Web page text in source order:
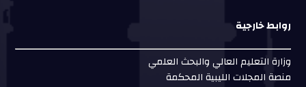
روابط خارجية
وزارة التعليم العالي والبحث العلمي
منصة المجلات الليبية المحكمة